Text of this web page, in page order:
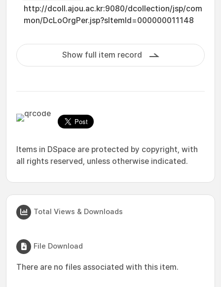
http://dcoll.ajou.ac.kr:9080/dcollection/jsp/com
mon/DcLoOrgPer.jsp?sItemId=000000011148
Show full item record
Items in DSpace are protected by copyright, with
all rights reserved, unless otherwise indicated.
Total Views & Downloads
File Download
There are no files associated with this item.